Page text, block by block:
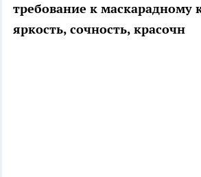
требование к
яркость, сочность, красочн